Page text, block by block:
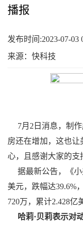
播报
发布时间:2023-07-03
来源：快科技
7月2日消息，制
房还在增加，这也让
心，且感谢大家的支
据最新公告，《
美元，跌幅达39.6%
720万，累计2.428亿
哈莉·贝莉表示对